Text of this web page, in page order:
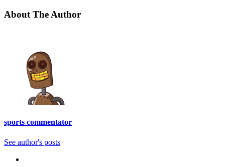
About The Author
sports commentator
See author's posts